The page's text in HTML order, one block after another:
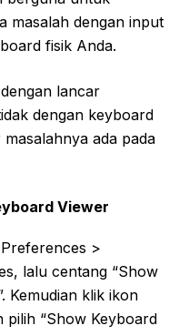
masalah dengan input
fisik Anda.
lancar
dengan keyboard
ada pada
Viewer
>
lalu centang “Show
Kemudian klik ikon
pilih “Show Keyboard